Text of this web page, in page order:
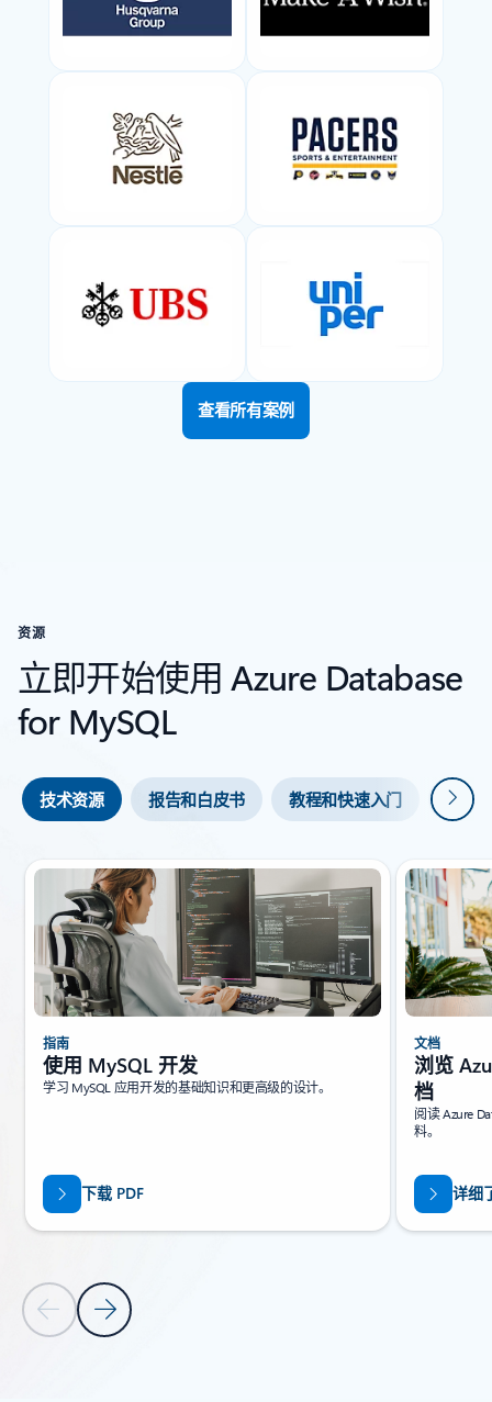
查看所有案例
资源
立即开始使用 Azure Database
for MySQL
技术资源 报告和白皮书 教程和快速入门 视频
下一
幻灯片 {0} {1} 指示器
上一张幻灯片下一张幻灯片
指南
使用 MySQL 开发
学习 MySQL 应用开发的基础知识和更高级的设计。
下载 PDF
文档
浏览
档
阅读 Azure
料。
详细